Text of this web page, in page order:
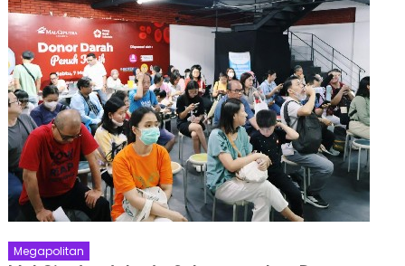
Megapolitan